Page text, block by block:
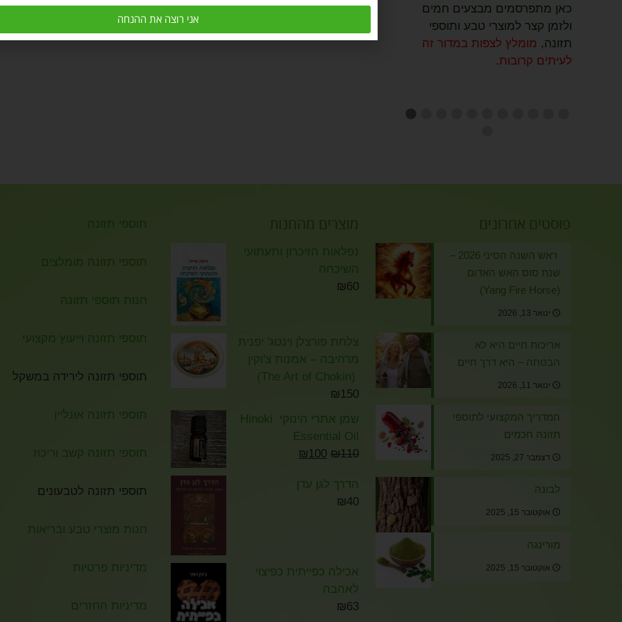
כאן מתפרסמים מבצעים חמים
ולזמן קצר למוצרי טבע ותוספי
תזונה, מומלץ לצפות במדור זה
לעיתים קרובות.
פוסטים אחרונים
ראש השנה הסיני 2026 –
שנת סוס האש האדום
(Yang Fire Horse)
ינואר 13, 2026
אריכות חיים היא לא
הבטחה – היא דרך חיים
ינואר 11, 2026
המדריך המקצועי לתוספי
תזונה חכמים
דצמבר 27, 2025
לבונה
אוקטובר 15, 2025
מורינגה
אוקטובר 15, 2025
מוצרים מהחנות
נפלאות הזיכרון ותעתועי
השיכחה
₪60
צלחת פורצלן וינטג' יפנית
מרהיבה – אמנות צ'וקין
(The Art of Chokin)
₪150
שמן אתרי הינוקי Hinoki
Essential Oil
₪110
₪100
הדרך לגן עדן
₪40
אכילה כפייתית כפיצוי
לאהבה
₪63
תוספי תזונה
תוספי תזונה מומלצים
חנות תוספי תזונה
תוספי תזונה וייעוץ מקצועי
תוספי תזונה לירידה במשקל
תוספי תזונה אונליין
תוספי תזונה קשב וריכוז
תוספי תזונה לטבעונים
חנות מוצרי טבע ובריאות
מדיניות פרטיות
מדיניות החזרים
אני רוצה את ההנחה